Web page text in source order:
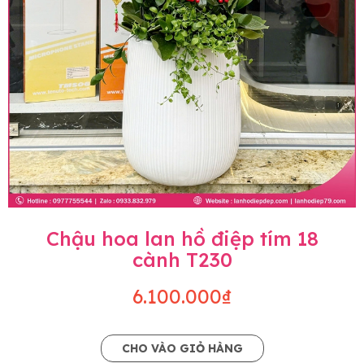
Chậu hoa lan hồ điệp tím 18
cành T230
6.100.000₫
CHO VÀO GIỎ HÀNG